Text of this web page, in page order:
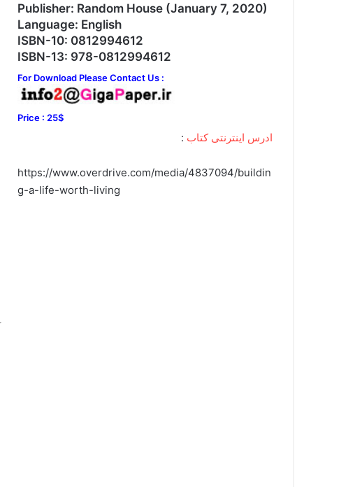
Publisher: Random House (January 7, 2020)
Language: English
ISBN-10: 0812994612
ISBN-13: 978-0812994612
For Download Please Contact Us :
Price : 25$
ادرس اینترنتی کتاب :
https://www.overdrive.com/media/4837094/buildin
g-a-life-worth-living